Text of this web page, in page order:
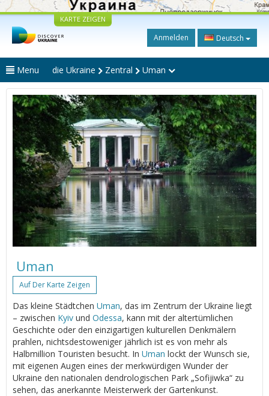
KARTE ZEIGEN
Anmelden Deutsch
Menu die Ukraine Zentral Uman
Uman
Auf Der Karte Zeigen
Das kleine Städtchen Uman, das im Zentrum der Ukraine liegt
– zwischen Kyiv und Odessa, kann mit der altertümlichen
Geschichte oder den einzigartigen kulturellen Denkmälern
prahlen, nichtsdestoweniger jährlich ist es von mehr als
Halbmillion Touristen besucht. In Uman lockt der Wunsch sie,
mit eigenen Augen eines der merkwürdigen Wunder der
Ukraine den nationalen dendrologischen Park „Sofijiwka“ zu
sehen, das anerkannte Meisterwerk der Gartenkunst.